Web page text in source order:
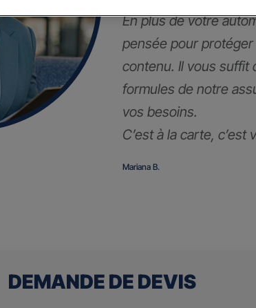
En plus de votre
pensée pour
contenu. Il vous suffit
formules de notre
vos besoins.
C’est à la carte,
Mariana B.
DEMANDE DE DEVIS